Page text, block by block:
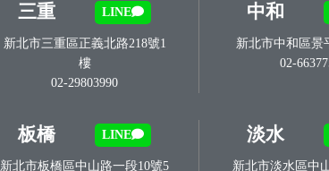
三重 LINE
新北市三重區正義北路218號1
樓
02-29803990
中和
新北市中和區景
02-
板橋 LINE
新北市板橋區中山路一段10號5
淡水
新北市淡水區中